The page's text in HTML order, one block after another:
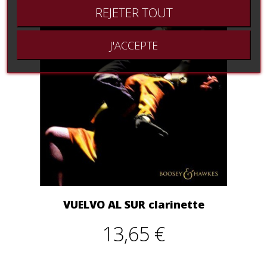
VUELVO AL SUR clarinette
13,65 €
REJETER TOUT
J'ACCEPTE